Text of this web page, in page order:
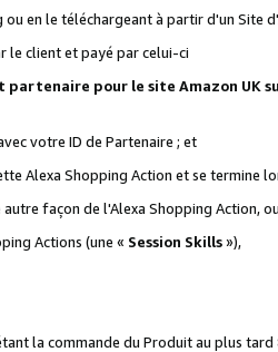
en le téléchargeant à partir d'un Site
le client et payé par celui-ci
pour le site Amazon UK
votre ID de Partenaire ; et
Alexa Shopping Action et se termine
façon de l'Alexa Shopping Action, ou
Actions (une « Session Skills»),
la commande du Produit au plus